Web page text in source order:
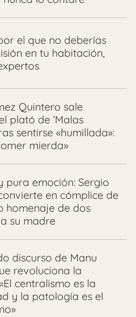
el que no deberías
en tu habitación,
Quintero sale
plató de ‘Malas
sentirse «humillada»:
mierda»
pura emoción: Sergio
en cómplice de
homenaje de dos
su madre
discurso de Manu
revoluciona la
centralismo es la
y la patología es el